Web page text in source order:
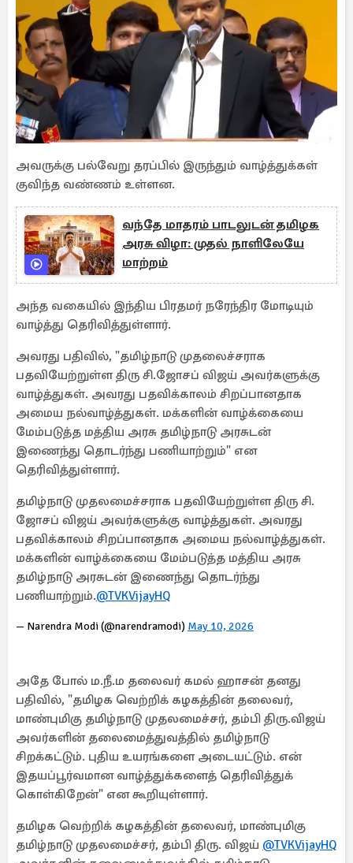
அவருக்கு பல்வேறு தரப்பில் இருந்தும் வாழ்த்துக்கள்
குவிந்த வண்ணம் உள்ளன.
வந்தே மாதரம் பாடலுடன் தமிழக
அரசு விழா: முதல் நாளிலேயே
மாற்றம்
அந்த வகையில் இந்திய பிரதமர் நரேந்திர மோடியும்
வாழ்த்து தெரிவித்துள்ளார்.
அவரது பதிவில், "தமிழ்நாடு முதலைச்சராக
பதவியேற்றுள்ள திரு சி.ஜோசப் விஜய் அவர்களுக்கு
வாழ்த்துகள். அவரது பதவிக்காலம் சிறப்பானதாக
அமைய நல்வாழ்த்துகள். மக்களின் வாழ்க்கையை
மேம்படுத்த மத்திய அரசு தமிழ்நாடு அரசுடன்
இணைந்து தொடர்ந்து பணியாற்றும்" என
தெரிவித்துள்ளார்.
தமிழ்நாடு முதலமைச்சராக பதவியேற்றுள்ள திரு சி.
ஜோசப் விஜய் அவர்களுக்கு வாழ்த்துகள். அவரது
பதவிக்காலம் சிறப்பானதாக அமைய நல்வாழ்த்துகள்.
மக்களின் வாழ்க்கையை மேம்படுத்த மத்திய அரசு
தமிழ்நாடு அரசுடன் இணைந்து தொடர்ந்து
பணியாற்றும்.@TVKVijayHQ
— Narendra Modi (@narendramodi) May 10, 2026
அதே போல் ம.நீ.ம தலைவர் கமல் ஹாசன் தனது
பதிவில், "தமிழக வெற்றிக் கழகத்தின் தலைவர்,
மாண்புமிகு தமிழ்நாடு முதலமைச்சர், தம்பி திரு.விஜய்
அவர்களின் தலைமைத்துவத்தில் தமிழ்நாடு
சிறக்கட்டும். புதிய உயரங்களை அடையட்டும். என்
இதயப்பூர்வமான வாழ்த்துக்களைத் தெரிவித்துக்
கொள்கிறேன்" என கூறியுள்ளார்.
தமிழக வெற்றிக் கழகத்தின் தலைவர், மாண்புமிகு
தமிழ்நாடு முதலமைச்சர், தம்பி திரு. விஜய் @TVKVijayHQ